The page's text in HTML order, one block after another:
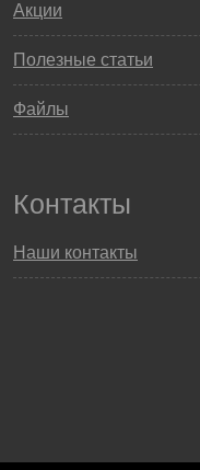
Акции
Полезные статьи
Файлы
Контакты
Наши контакты